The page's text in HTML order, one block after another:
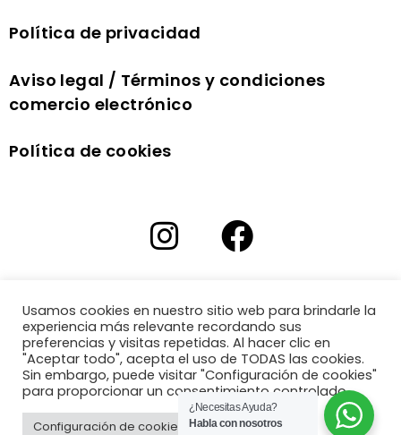
Política de privacidad
Aviso legal / Términos y condiciones
comercio electrónico
Política de cookies
Usamos cookies en nuestro sitio web para brindarle la
experiencia más relevante recordando sus
preferencias y visitas repetidas. Al hacer clic en
"Aceptar todo", acepta el uso de TODAS las cookies.
Sin embargo, puede visitar "Configuración de cookies"
para proporcionar un consentimiento controlado.
Configuración de cookies Aceptar todo
¿Necesitas Ayuda?
Habla con nosotros